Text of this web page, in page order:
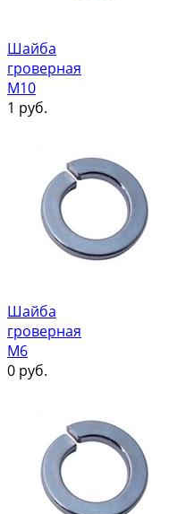
Шайба
гроверная
М10
1 руб.
Шайба
гроверная
М6
0 руб.